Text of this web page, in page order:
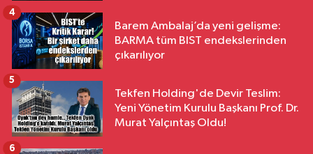
Barem Ambalaj’da yeni gelişme:
BARMA tüm BIST endekslerinden
çıkarılıyor
4
Tekfen Holding'de Devir Teslim:
Yeni Yönetim Kurulu Başkanı Prof. Dr.
Murat Yalçıntaş Oldu!
5
6